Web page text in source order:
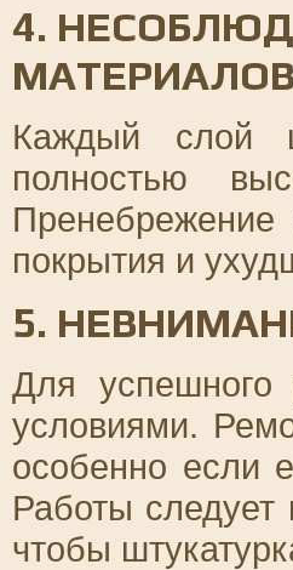
4.
МАТЕРИАЛОВ
Каждый слой
полностью
покрытия и
5.
Для успешного
условиями.
особенно если
Работы следует
чтобы